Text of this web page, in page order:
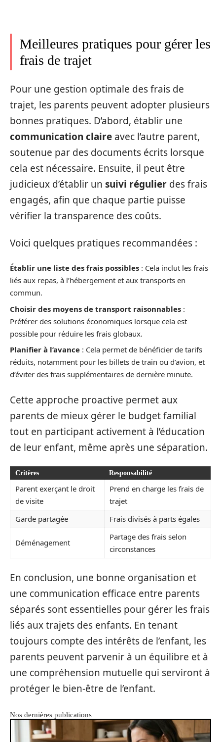
Meilleures pratiques pour gérer les
frais de trajet
Pour une gestion optimale des frais de
trajet, les parents peuvent adopter plusieurs
bonnes pratiques. D’abord, établir une
communication claire avec l’autre parent,
soutenue par des documents écrits lorsque
cela est nécessaire. Ensuite, il peut être
judicieux d’établir un suivi régulier des frais
engagés, afin que chaque partie puisse
vérifier la transparence des coûts.
Voici quelques pratiques recommandées :
Établir une liste des frais possibles : Cela inclut les frais
liés aux repas, à l’hébergement et aux transports en
commun.
Choisir des moyens de transport raisonnables :
Préférer des solutions économiques lorsque cela est
possible pour réduire les frais globaux.
Planifier à l’avance : Cela permet de bénéficier de tarifs
réduits, notamment pour les billets de train ou d’avion, et
d’éviter des frais supplémentaires de dernière minute.
Cette approche proactive permet aux
parents de mieux gérer le budget familial
tout en participant activement à l’éducation
de leur enfant, même après une séparation.
Critères Responsabilité
Parent exerçant le droit
de visite
Prend en charge les frais de
trajet
Garde partagée
Frais divisés à parts égales
Déménagement
Partage des frais selon
circonstances
En conclusion, une bonne organisation et
une communication efficace entre parents
séparés sont essentielles pour gérer les frais
liés aux trajets des enfants. En tenant
toujours compte des intérêts de l’enfant, les
parents peuvent parvenir à un équilibre et à
une compréhension mutuelle qui serviront à
protéger le bien-être de l’enfant.
Nos dernières publications